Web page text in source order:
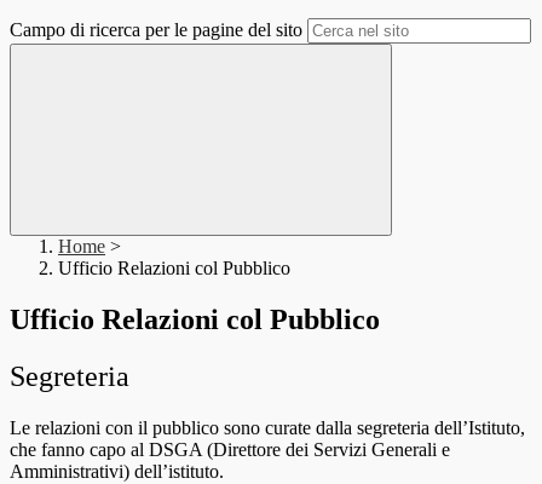
Campo di ricerca per le pagine del sito
Home >
Ufficio Relazioni col Pubblico
Ufficio Relazioni col Pubblico
Segreteria
Le relazioni con il pubblico sono curate dalla segreteria dell’Istituto,
che fanno capo al DSGA (Direttore dei Servizi Generali e
Amministrativi) dell’istituto.